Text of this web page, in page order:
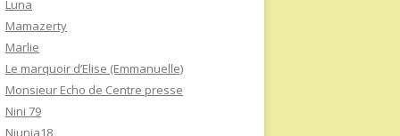
Luna
Mamazerty
Marlie
Le marquoir d’Elise (Emmanuelle)
Monsieur Echo de Centre presse
Nini 79
Niunia18